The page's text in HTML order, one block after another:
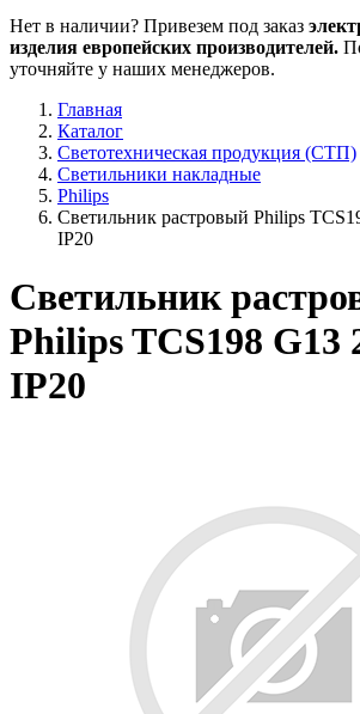
Нет в наличии? Привезем под заказ
изделия европейских производителей.
уточняйте у наших менеджеров.
Главная
Каталог
Светотехническая продукция (СТП)
Светильники накладные
Philips
Светильник растровый Philips
IP20
Светильник
Philips TCS198 G13
IP20